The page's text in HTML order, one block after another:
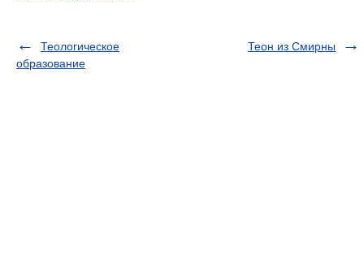
Теологическое
образование
Теон из Смирны